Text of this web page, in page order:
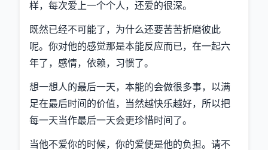
样，每次爱上一个个人，还爱的很深。
既然已经不可能了，为什么还要苦苦折磨彼此
呢。你对他的感觉那是本能反应而已，在一起六
年了，感情，依赖，习惯了。
想一想人的最后一天，本能的会做很多事，以满
足在最后时间的价值，当然越快乐越好，所以把
每一天当作最后一天会更珍惜时间了。
当他不爱你的时候，你的爱便是他的负担。请不